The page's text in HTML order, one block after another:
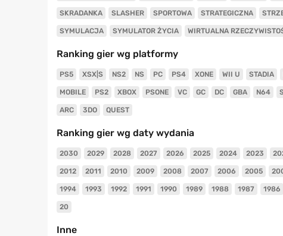
SKRADANKA SLASHER SPORTOWA STRATEGICZNA
SYMULACJA SYMULATOR ŻYCIA WIRTUALNA
Ranking gier wg platformy
PS5 XSX|S NS2 NS PC PS4 XONE WII U STADIA
MOBILE PS2 XBOX PSONE VC GC DC GBA N64
ARC 3DO QUEST
Ranking gier wg daty wydania
2030 2029 2028 2027 2026 2025 2024 2023
2012 2011 2010 2009 2008 2007 2006 2005
1994 1993 1992 1991 1990 1989 1988 1987 1986
20
Inne